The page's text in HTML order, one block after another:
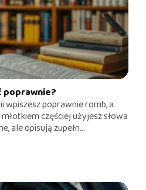
poprawnie?
wpiszesz poprawnie romb, a
częściej użyjesz słowa
ale opisują zupełn...